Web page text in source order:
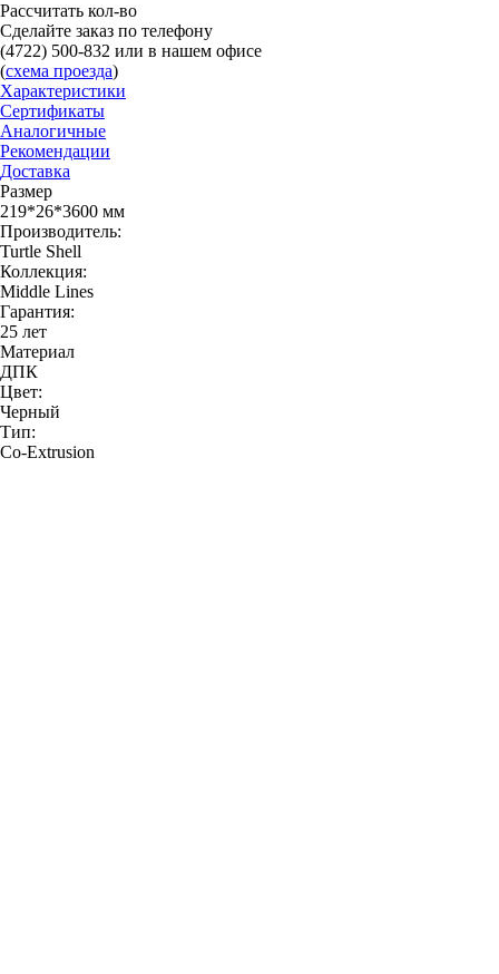
Рассчитать кол-во
Сделайте заказ по телефону
(4722) 500-832 или в нашем офисе
(схема проезда)
Характеристики
Сертификаты
Аналогичные
Рекомендации
Доставка
Размер
219*26*3600 мм
Производитель:
Turtle Shell
Коллекция:
Middle Lines
Гарантия:
25 лет
Материал
ДПК
Цвет:
Черный
Тип:
Co-Extrusion